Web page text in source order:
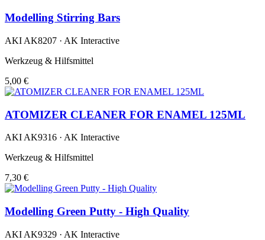
Modelling Stirring Bars
AKI AK8207 · AK Interactive
Werkzeug & Hilfsmittel
5,00 €
ATOMIZER CLEANER FOR ENAMEL 125ML
AKI AK9316 · AK Interactive
Werkzeug & Hilfsmittel
7,30 €
Modelling Green Putty - High Quality
AKI AK9329 · AK Interactive